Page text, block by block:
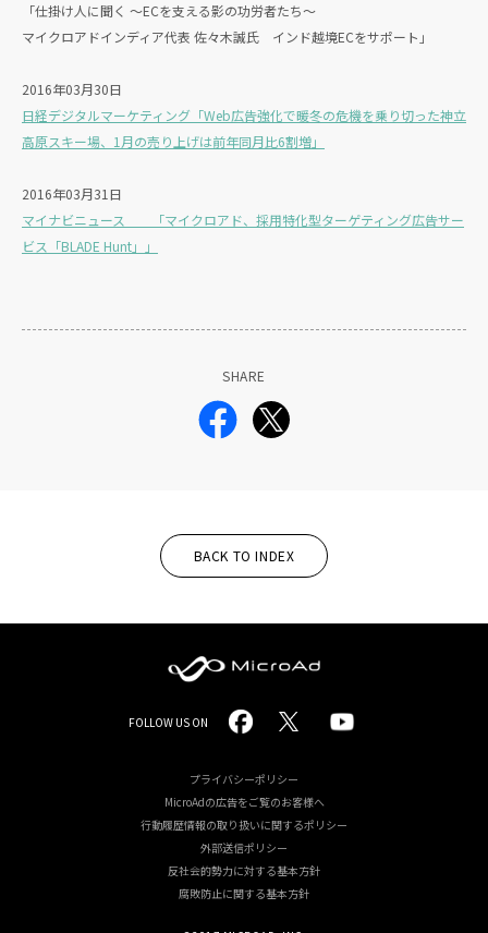
「仕掛け人に聞く ～ECを支える影の功労者たち～
マイクロアドインディア代表 佐々木誠氏 インド越境ECをサポート」
2016年03月30日
日経デジタルマーケティング「Web広告強化で暖冬の危機を乗り切った神立
高原スキー場、1月の売り上げは前年同月比6割増」
2016年03月31日
マイナビニュース 「マイクロアド、採用特化型ターゲティング広告サー
ビス「BLADE Hunt」」
SHARE
BACK TO INDEX
MicroAd
-
Redesigning
the
Future
Life
FOLLOW US ON
プライバシーポリシー
MicroAdの広告をご覧のお客様へ
行動履歴情報の取り扱いに関するポリシー
外部送信ポリシー
反社会的勢力に対する基本方針
腐敗防止に関する基本方針